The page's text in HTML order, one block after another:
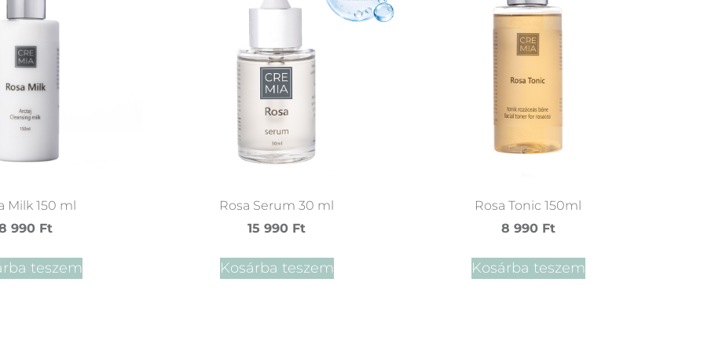
Milk 150 ml
990 Ft
teszem
Rosa Serum 30 ml
15 990 Ft
Kosárba teszem
Rosa Tonic 150ml
8 990 Ft
Kosárba teszem